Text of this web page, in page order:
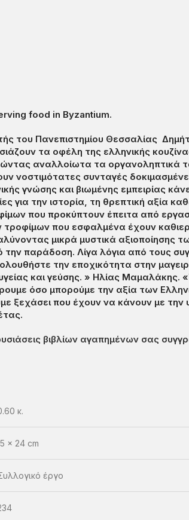
food in Byzantium.
του Πανεπιστημίου Θεσσαλίας
τα οφέλη της ελληνικής
αναλλοίωτα τα οργανοληπτικά
νοστιμότατες συνταγές
γνώσης και βιωμένης εμπειρίας
για την ιστορία, τη θρεπτική αξία
που προκύπτουν έπειτα από
τροφίμων που εσφαλμένα έχουν
μικρά μυστικά αξιοποίησης
παράδοση. Λίγα λόγια από τους
την εποχικότητα στην
και γεύσης. » Ηλίας Μαμαλάκης.
όσο μπορούμε την αξία των
που έχουν να κάνουν με την
βιβλίων αγαπημένων σας
κ.
× 24 cm
έργο